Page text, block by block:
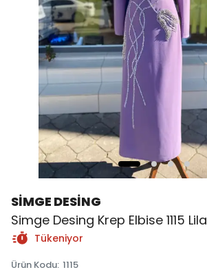
SİMGE DESİNG
Simge Desing Krep Elbise 1115 Lila
Tükeniyor
Ürün Kodu: 1115